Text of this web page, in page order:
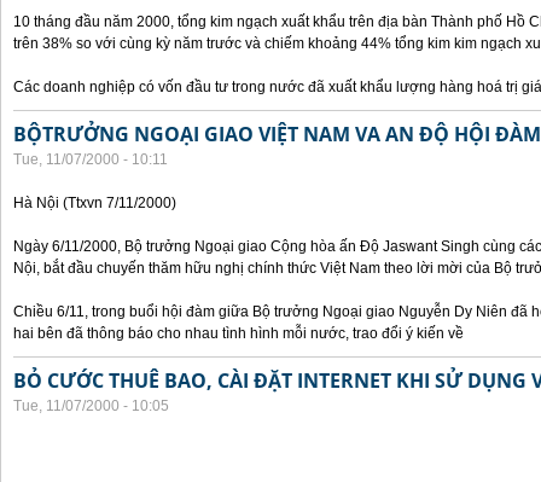
10 tháng đầu năm 2000, tổng kim ngạch xuất khẩu trên địa bàn Thành phố Hồ
trên 38% so với cùng kỳ năm trước và chiếm khoảng 44% tổng kim kim ngạch
Các doanh nghiệp có vốn đầu tư trong nước đã xuất khẩu lượng hàng hoá trị
BỘTRƯỞNG NGOẠI GIAO VIỆT NAM VA AN ĐỘ HỘI ĐÀM
Tue, 11/07/2000 - 10:11
Hà Nội (Ttxvn 7/11/2000)
Ngày 6/11/2000, Bộ trưởng Ngoại giao Cộng hòa ấn Độ Jaswant Singh cùng
Nội, bắt đầu chuyến thăm hữu nghị chính thức Việt Nam theo lời mời của Bộ
Chiều 6/11, trong buổi hội đàm giữa Bộ trưởng Ngoại giao Nguyễn Dy Niên đã
hai bên đã thông báo cho nhau tình hình mỗi nước, trao đổi ý kiến về
BỎ CƯỚC THUÊ BAO, CÀI ĐẶT INTERNET KHI SỬ DỤNG
Tue, 11/07/2000 - 10:05